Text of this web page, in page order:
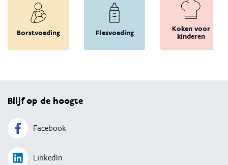
Borstvoeding Flesvoeding
Koken voor
kinderen
Blijf op de hoogte
Facebook
LinkedIn